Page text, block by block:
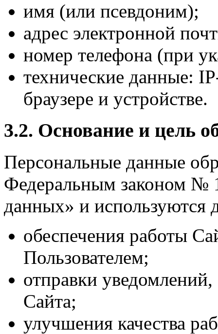
имя (или псевдоним);
адрес электронной
номер телефона (при
технические данные:
браузере и устройстве.
3.2. Основание и цель
Персональные данные
Федеральным законом №
данных» и используются
обеспечения работы
Пользователем;
отправки
Сайта;
улучшения качества